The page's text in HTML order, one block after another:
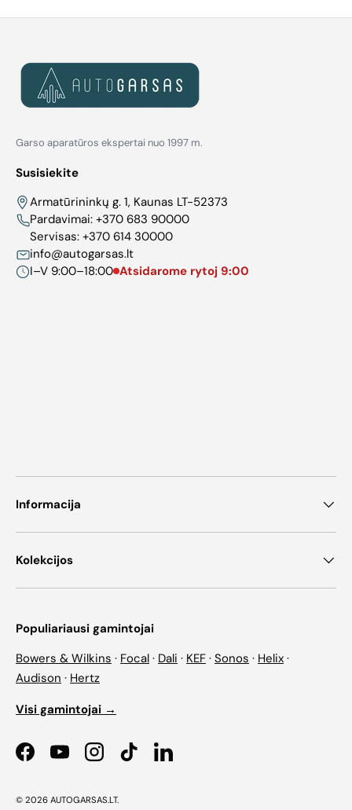
Garso aparatūros ekspertai nuo 1997 m.
Susisiekite
Armatūrininkų g. 1, Kaunas LT-52373
Pardavimai: +370 683 90000
Servisas: +370 614 30000
info@autogarsas.lt
I–V 9:00–18:00 Atsidarome rytoj 9:00
Informacija
Kolekcijos
Populiariausi gamintojai
Bowers & Wilkins · Focal · Dali · KEF · Sonos · Helix ·
Audison · Hertz
Visi gamintojai →
FacebookYouTubeInstagramTikTokLinkedIn
© 2026 AUTOGARSAS.LT.